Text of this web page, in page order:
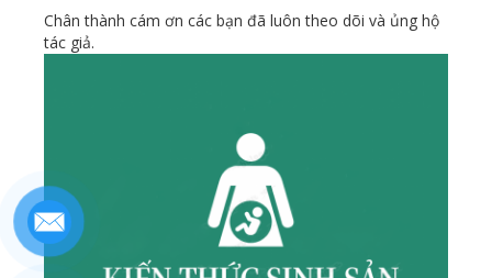
Chân thành cám ơn các bạn đã luôn theo dõi và ủng hộ
tác giả.